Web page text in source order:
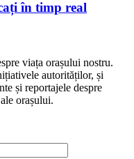
în timp real
viața orașului nostru.
autorităților, și
și reportajele despre
orașului.